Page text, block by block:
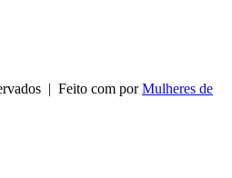
| Feito com porMulheres de